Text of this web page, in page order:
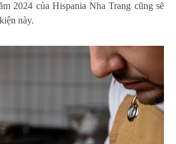
2024 của Hispania Nha Trang cũng sẽ
này.